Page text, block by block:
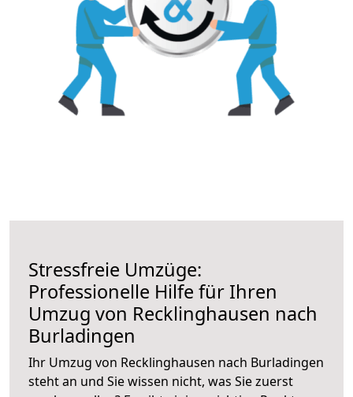
Stressfreie Umzüge:
Professionelle Hilfe für Ihren
Umzug von Recklinghausen nach
Burladingen
Ihr Umzug von Recklinghausen nach Burladingen
steht an und Sie wissen nicht, was Sie zuerst